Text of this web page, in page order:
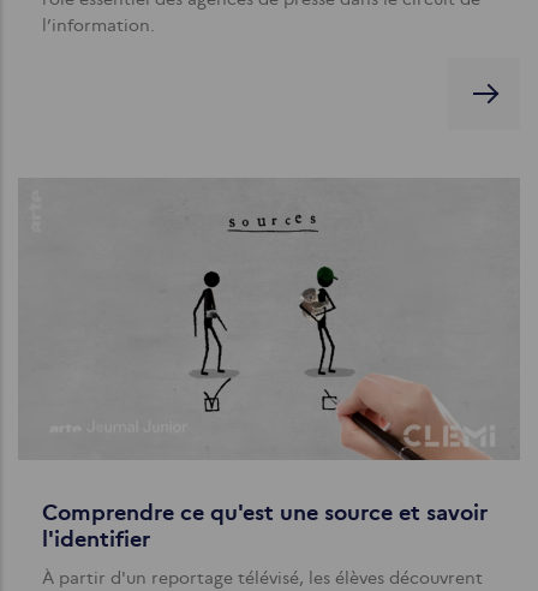
l’information.
Comprendre ce qu'est une source et savoir
l'identifier
À partir d'un reportage télévisé, les élèves découvrent